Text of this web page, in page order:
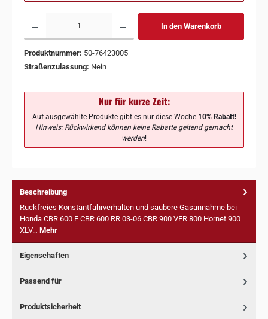
In den Warenkorb
Produktnummer: 50-76423005
Straßenzulassung: Nein
Nur für kurze Zeit:
Auf ausgewählte Produkte gibt es nur diese Woche10% Rabatt!
Hinweis: Rückwirkend können keine Rabatte geltend gemacht
werden!
Beschreibung
Ruckfreies Konstantfahrverhalten und saubere Gasannahme bei
Honda CBR 600 F CBR 600 RR 03-06 CBR 900 VFR 800 Hornet 900
XLV… Mehr
Eigenschaften
Passend für
Produktsicherheit